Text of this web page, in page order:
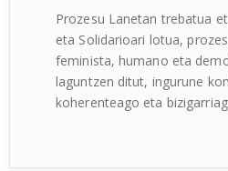
Prozesu Lanetan trebatua
eta Solidarioari lotua,
feminista, humano eta
laguntzen ditut, ingurune
koherenteago eta